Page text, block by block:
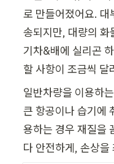
로 만들어졌어요. 대
송되지만, 대량의 화
기차&배에 실리곤
할 사항이 조금씩 달
일반차량을 이용하
큰 항공이나 습기에
용하는 경우 재질을
다 안전하게, 손상을